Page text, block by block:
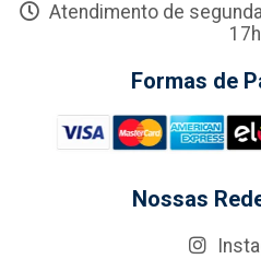
Atendimento de
17h
Formas de
Nossas